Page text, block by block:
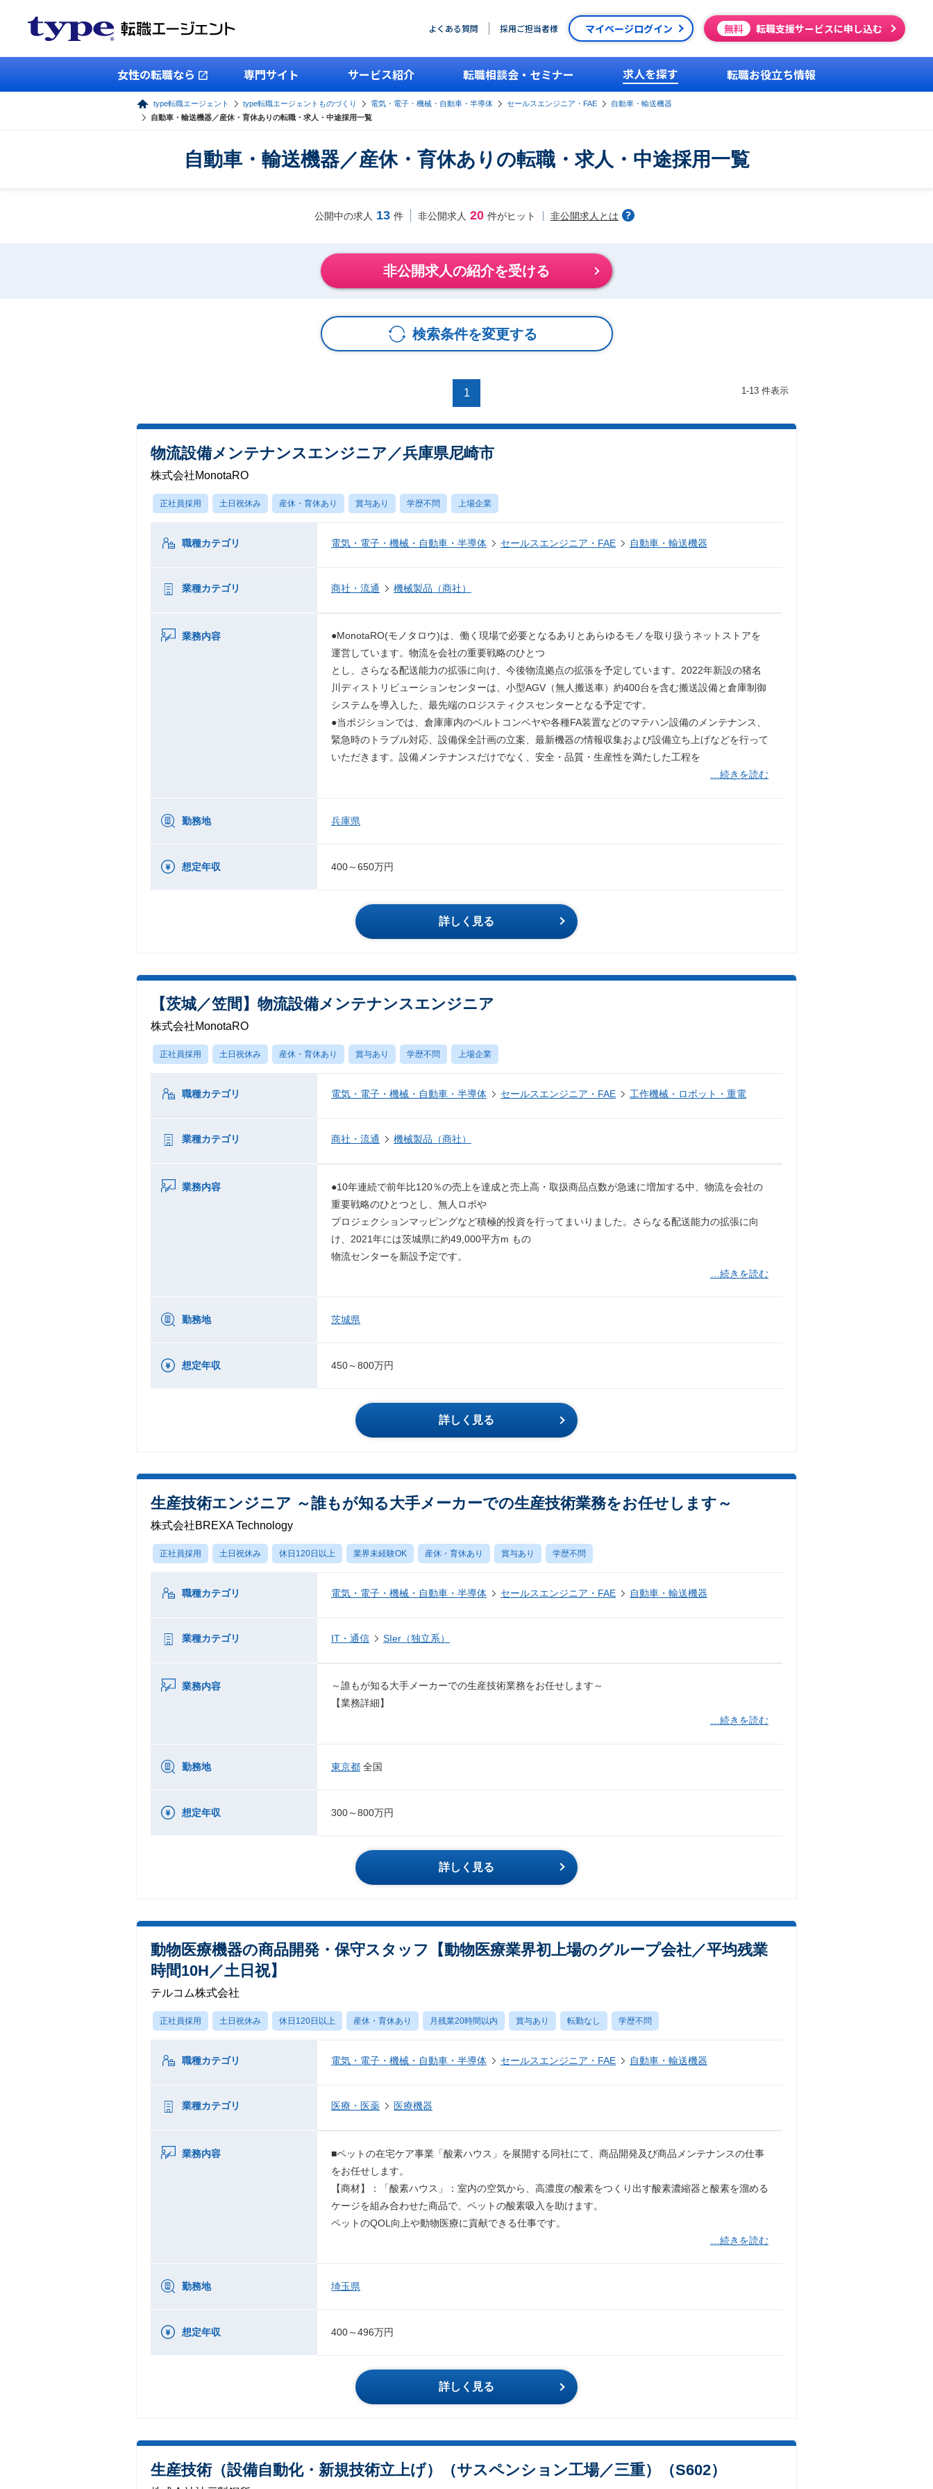
よくある質問 採用ご担当者様 マイページログイン 無料 転職支援サービスに申し込む
女性の転職なら 専門サイト サービス紹介 転職相談会・セミナー 求人を探す 転職お役立ち情報
type転職エージェント type転職エージェントものづくり 電気・電子・機械・自動車・半導体 セールスエンジニア・FAE
自動車・輸送機器
自動車・輸送機器／産休・育休ありの転職・求人・中途採用一覧
自動車・輸送機器／産休・育休ありの転職・求人・中途採用一覧
公開中の求人 13 件 非公開求人 20 件がヒット 非公開求人とは
非公開求人の紹介を受ける
検索条件を変更する
1 1-13 件表示
物流設備メンテナンスエンジニア／兵庫県尼崎市
株式会社MonotaRO
正社員採用 土日祝休み 産休・育休あり 賞与あり 学歴不問 上場企業
職種カテゴリ 電気・電子・機械・自動車・半導体 セールスエンジニア・FAE 自動車・輸送機器
業種カテゴリ 商社・流通 機械製品（商社）
業務内容
●MonotaRO(モノタロウ)は、働く現場で必要となるありとあらゆるモノを取り扱うネットストアを
運営しています。物流を会社の重要戦略のひとつ
とし、さらなる配送能力の拡張に向け、今後物流拠点の拡張を予定しています。2022年新設の猪名
川ディストリビューションセンターは、小型AGV（無人搬送車）約400台を含む搬送設備と倉庫制御
システムを導入した、最先端のロジスティクスセンターとなる予定です。
●当ポジションでは、倉庫庫内のベルトコンベヤや各種FA装置などのマテハン設備のメンテナンス、
緊急時のトラブル対応、設備保全計画の立案、最新機器の情報収集および設備立ち上げなどを行って
いただきます。設備メンテナンスだけでなく、安全・品質・生産性を満たした工程を
…続きを読む
勤務地 兵庫県
想定年収 400～650万円
詳しく見る
【茨城／笠間】物流設備メンテナンスエンジニア
株式会社MonotaRO
正社員採用 土日祝休み 産休・育休あり 賞与あり 学歴不問 上場企業
職種カテゴリ 電気・電子・機械・自動車・半導体 セールスエンジニア・FAE 工作機械・ロボット・重電
業種カテゴリ 商社・流通 機械製品（商社）
業務内容
●10年連続で前年比120％の売上を達成と売上高・取扱商品点数が急速に増加する中、物流を会社の
重要戦略のひとつとし、無人ロボや
プロジェクションマッピングなど積極的投資を行ってまいりました。さらなる配送能力の拡張に向
け、2021年には茨城県に約49,000平方m もの
物流センターを新設予定です。
…続きを読む
勤務地 茨城県
想定年収 450～800万円
詳しく見る
生産技術エンジニア ～誰もが知る大手メーカーでの生産技術業務をお任せします～
株式会社BREXA Technology
正社員採用 土日祝休み 休日120日以上 業界未経験OK 産休・育休あり 賞与あり 学歴不問
職種カテゴリ 電気・電子・機械・自動車・半導体 セールスエンジニア・FAE 自動車・輸送機器
業種カテゴリ IT・通信 SIer（独立系）
業務内容
～誰もが知る大手メーカーでの生産技術業務をお任せします～
【業務詳細】
…続きを読む
勤務地 東京都 全国
想定年収 300～800万円
詳しく見る
動物医療機器の商品開発・保守スタッフ【動物医療業界初上場のグループ会社／平均残業
時間10H／土日祝】
テルコム株式会社
正社員採用 土日祝休み 休日120日以上 産休・育休あり 月残業20時間以内 賞与あり 転勤なし 学歴不問
職種カテゴリ 電気・電子・機械・自動車・半導体 セールスエンジニア・FAE 自動車・輸送機器
業種カテゴリ 医療・医薬 医療機器
業務内容
■ペットの在宅ケア事業「酸素ハウス」を展開する同社にて、商品開発及び商品メンテナンスの仕事
をお任せします。
【商材】：「酸素ハウス」：室内の空気から、高濃度の酸素をつくり出す酸素濃縮器と酸素を溜める
ケージを組み合わせた商品で、ペットの酸素吸入を助けます。
ペットのQOL向上や動物医療に貢献できる仕事です。
…続きを読む
勤務地 埼玉県
想定年収 400～496万円
詳しく見る
生産技術（設備自動化・新規技術立上げ）（サスペンション工場／三重）（S602）